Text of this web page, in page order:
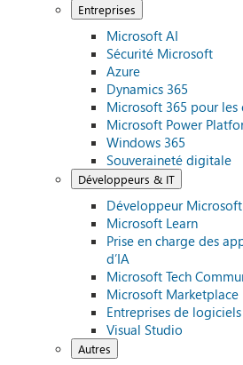
Entreprises
Microsoft AI
Sécurité Microsoft
Azure
Dynamics 365
Microsoft 365 pour les
Microsoft Power
Windows 365
Souveraineté digitale
Développeurs & IT
Développeur Microsoft
Microsoft Learn
Prise en charge des
d’IA
Microsoft Tech
Microsoft Marketplace
Entreprises de logiciels
Visual Studio
Autres